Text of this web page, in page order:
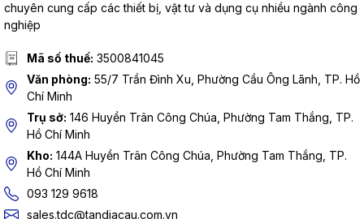
chuyên cung cấp các thiết bị, vật tư và dụng cụ nhiều ngành công
nghiệp
Mã số thuế: 3500841045
Văn phòng: 55/7 Trần Đình Xu, Phường Cầu Ông Lãnh, TP. Hồ
Chí Minh
Trụ sở: 146 Huyền Trân Công Chúa, Phường Tam Thắng, TP.
Hồ Chí Minh
Kho: 144A Huyền Trân Công Chúa, Phường Tam Thắng, TP.
Hồ Chí Minh
093 129 9618
sales.tdc@tandiacau.com.vn